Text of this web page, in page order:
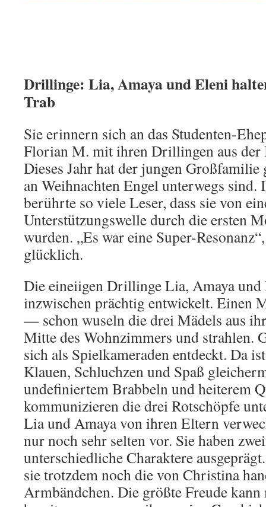
Drillinge: Lia, Amaya und Eleni
Trab
Sie erinnern sich an das Studenten-
Florian M. mit ihren Drillingen aus der
Dieses Jahr hat der jungen Großfamilie
an Weihnachten Engel unterwegs sind.
berührte so viele Leser, dass sie von
Unterstützungswelle durch die ersten
wurden. „Es war eine Super-
glücklich.
Die eineiigen Drillinge Lia, Amaya und
inzwischen prächtig entwickelt. Einen
— schon wuseln die drei Mädels aus
Mitte des Wohnzimmers und strahlen.
sich als Spielkameraden entdeckt. Da
Klauen, Schluchzen und Spaß
undefiniertem Brabbeln und heiterem
kommunizieren die drei Rotschöpfe
Lia und Amaya von ihren Eltern
nur noch sehr selten vor. Sie haben
unterschiedliche Charaktere
sie trotzdem noch die von Christina
Armbändchen. Die größte Freude